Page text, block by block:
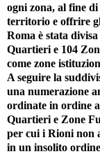
ogni zona, al fine
territorio e offrire
Roma è stata
Quartieri e 104
come zone
A seguire la
una numerazione
ordinate in ordine
Quartieri e Zone
per cui i Rioni non
in un insolito